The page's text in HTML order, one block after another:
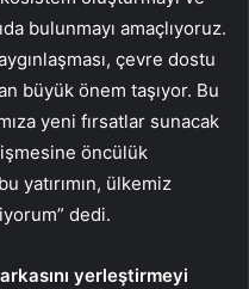
bulunmayı amaçlıyoruz.
çevre dostu
büyük önem taşıyor. Bu
yeni fırsatlar sunacak
öncülük
yatırımın, ülkemiz
dedi.
yerleştirmeyi